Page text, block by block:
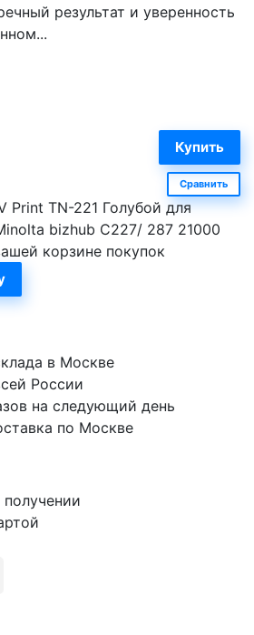
результат и уверенность
Сравнить
Print TN-221 Голубой для
bizhub C227/ 287 21000
корзине покупок
в Москве
России
на следующий день
по Москве